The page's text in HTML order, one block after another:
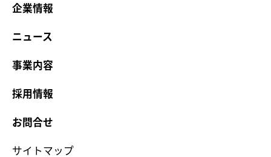
企業情報
ニュース
事業内容
採用情報
お問合せ
サイトマップ